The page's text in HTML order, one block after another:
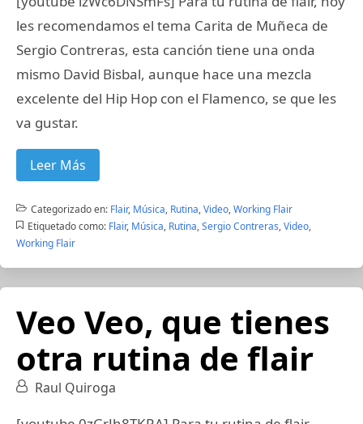
les recomendamos el tema Carita de Muñeca de
Sergio Contreras, esta canción tiene una onda
mismo David Bisbal, aunque hace una mezcla
excelente del Hip Hop con el Flamenco, se que les
va gustar.
Leer Más
Categorizado en: Flair, Música, Rutina,Video,Working Flair
Etiquetado como: Flair, Música, Rutina,Sergio Contreras,Video,
Working Flair
Veo Veo, que tienes
otra rutina de flair
Raul Quiroga